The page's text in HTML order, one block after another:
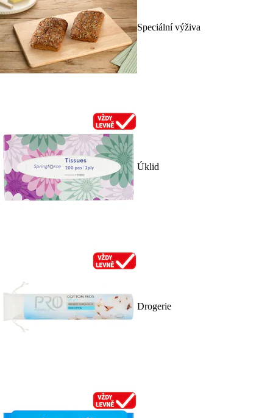
Speciální výživa
Úklid
Drogerie